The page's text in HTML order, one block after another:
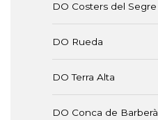
DO Costers del Segre
DO Rueda
DO Terra Alta
DO Conca de Barberà